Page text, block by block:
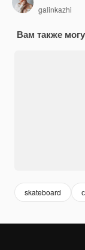
galinkazhi
Вам также
skateboard